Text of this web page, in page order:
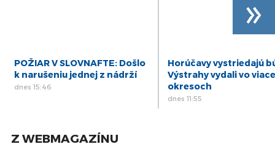
vo vekových kategóriách 35+, 40+ či 50+ a popritom sa naplno
sústredil na rozvoj akadémie,“dodal Stanko.
POŽIAR V SLOVNAFTE: Došlo
k narušeniu jednej z nádrží
dnes 15:46
Horúčavy vystriedajú
Výstrahy vydali vo
okresoch
dnes 11:55
»
Z WEBMAGAZÍNU